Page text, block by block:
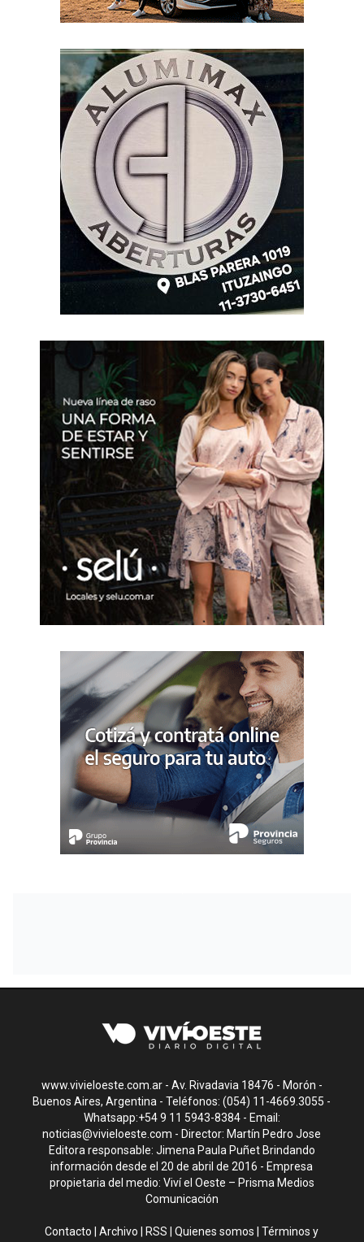
www.vivieloeste.com.ar - Av. Rivadavia 18476 - Morón -
Buenos Aires, Argentina - Teléfonos: (054) 11-4669.3055 -
Whatsapp:+54 9 11 5943-8384 - Email:
noticias@vivieloeste.com - Director: Martín Pedro Jose
Editora responsable: Jimena Paula Puñet Brindando
información desde el 20 de abril de 2016 - Empresa
propietaria del medio: Viví el Oeste – Prisma Medios
Comunicación
Contacto |Archivo RSS |Quienes somos |Términos y